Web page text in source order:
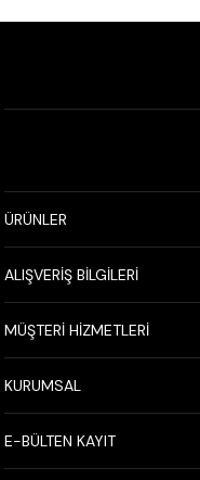
ÜRÜNLER
ALIŞVERİŞ BİLGİLERİ
MÜŞTERİ HİZMETLERİ
KURUMSAL
E-BÜLTEN KAYIT